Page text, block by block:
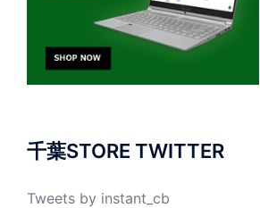
千葉STORE TWITTER
Tweets by instant_cb